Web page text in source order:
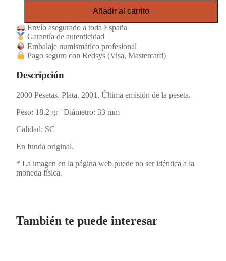
Añadir al carrito
Envío asegurado a toda España
Garantía de autenticidad
Embalaje numismático profesional
Pago seguro con Redsys (Visa, Mastercard)
Descripción
2000 Pesetas. Plata. 2001. Última emisión de la peseta.
Peso: 18.2 gr | Diámetro: 33 mm
Calidad: SC
En funda original.
* La imagen en la página web puede no ser idéntica a la
moneda física.
También te puede interesar